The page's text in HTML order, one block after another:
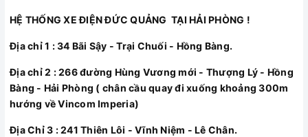
HỆ THỐNG XE ĐIỆN ĐỨC QUẢNG TẠI HẢI PHÒNG !
Địa chỉ 1 : 34 Bãi Sậy - Trại Chuối - Hồng Bàng.
Địa chỉ 2 : 266 đường Hùng Vương mới - Thượng Lý - Hồng
Bàng - Hải Phòng ( chân cầu quay đi xuống khoảng 300m
hướng về Vincom Imperia)
Địa Chỉ 3 : 241 Thiên Lôi - Vĩnh Niệm - Lê Chân.